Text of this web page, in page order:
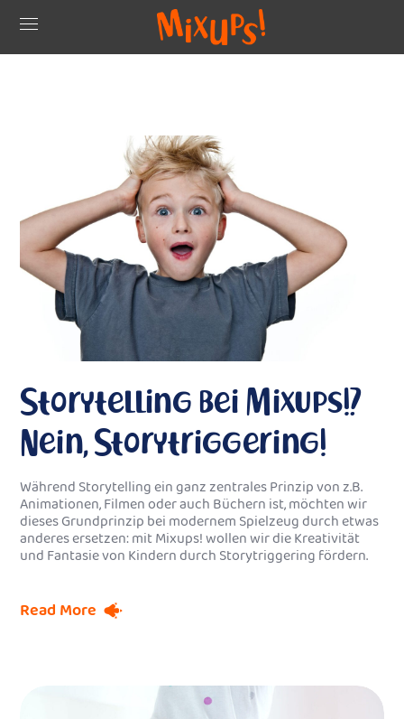
Storytelling bei Mixups!?
Nein, Storytriggering!
Während Storytelling ein ganz zentrales Prinzip von z.B.
Animationen, Filmen oder auch Büchern ist, möchten wir
dieses Grundprinzip bei modernem Spielzeug durch etwas
anderes ersetzen: mit Mixups! wollen wir die Kreativität
und Fantasie von Kindern durch Storytriggering fördern.
Read More